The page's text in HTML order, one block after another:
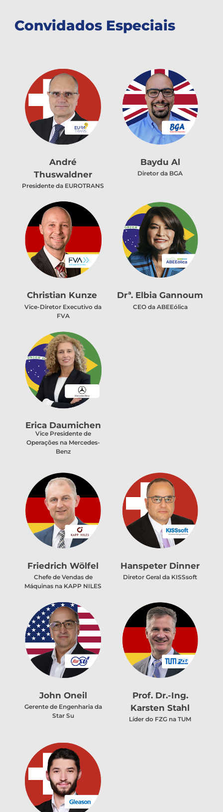
Convidados Especiais
André
Thuswaldner
Presidente da EUROTRANS
Baydu Al
Diretor da BGA
Christian Kunze
Vice-Diretor Executivo da
FVA
Drª. Elbia Gannoum
CEO da ABEEólica
Erica Daumichen
Vice Presidente de
Operações na Mercedes-
Benz
Friedrich Wölfel
Chefe de Vendas de
Máquinas na KAPP NILES
Hanspeter Dinner
Diretor Geral da KISSsoft
John Oneil
Gerente de Engenharia da
Star Su
Prof. Dr.-Ing.
Karsten Stahl
Líder do FZG na TUM